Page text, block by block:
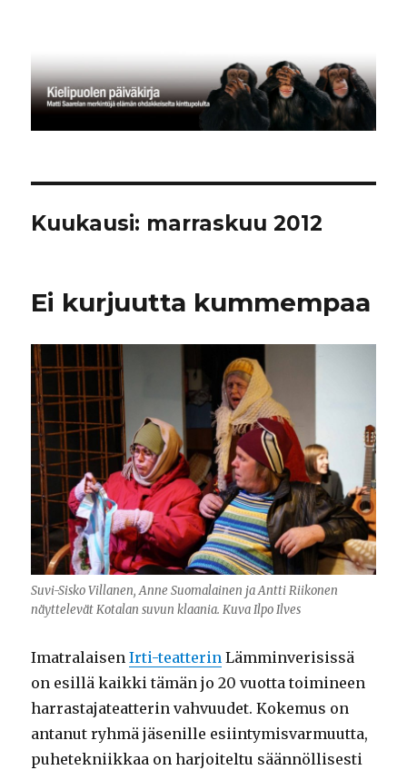
Kuukausi: marraskuu 2012
Ei kurjuutta kummempaa
Suvi-Sisko Villanen, Anne Suomalainen ja Antti Riikonen
näyttelevät Kotalan suvun klaania. Kuva Ilpo Ilves
ImatralaisenIrti-teatterin Lämminverisissä
on esillä kaikki tämän jo 20 vuotta toimineen
harrastajateatterin vahvuudet. Kokemus on
antanut ryhmä jäsenille esiintymisvarmuutta,
puhetekniikkaa on harjoiteltu säännöllisesti